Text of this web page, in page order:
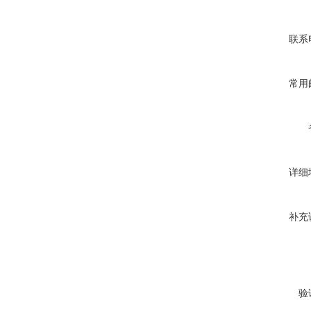
联系
常用
详细
补充
验